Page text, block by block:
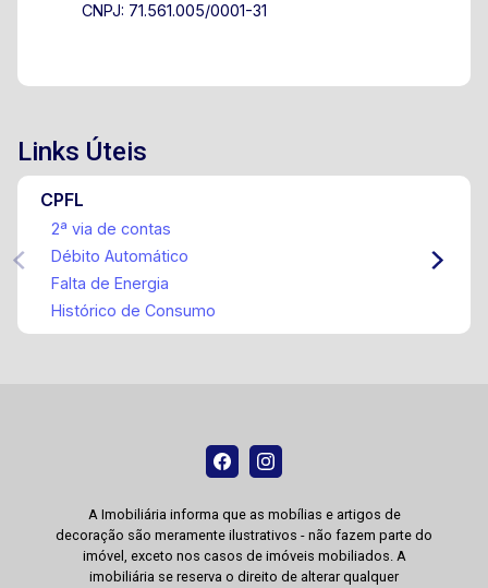
CNPJ: 71.561.005/0001-31
Links Úteis
CPFL
2ª via de contas
Débito Automático
Falta de Energia
Histórico de Consumo
A Imobiliária informa que as mobílias e artigos de
decoração são meramente ilustrativos - não fazem parte do
imóvel, exceto nos casos de imóveis mobiliados. A
imobiliária se reserva o direito de alterar qualquer